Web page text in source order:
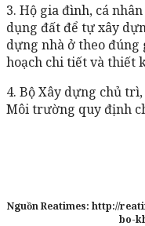
3. Hộ gia đình, cá
dụng đất để tự xây
dựng nhà ở theo
hoạch chi tiết và thiết
4. Bộ Xây dựng chủ
Môi trường quy định
Nguồn Reatimes: http://
bo-